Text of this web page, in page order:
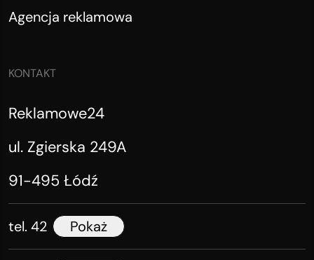
Agencja reklamowa
KONTAKT
Reklamowe24
ul. Zgierska 249A
91-495 Łódź
tel. 42 Pokaż